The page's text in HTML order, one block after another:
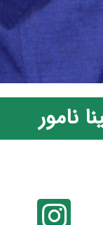
نامور